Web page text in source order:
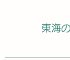
東海